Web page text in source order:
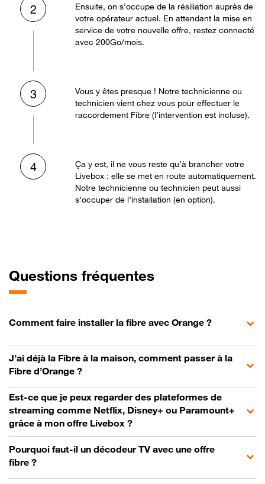
2
Ensuite, on s’occupe de la résiliation auprès de
votre opérateur actuel. En attendant la mise en
service de votre nouvelle offre, restez connecté
avec 200Go/mois.
3
Vous y êtes presque ! Notre technicienne ou
technicien vient chez vous pour effectuer le
raccordement Fibre (l’intervention est incluse).
4
Ça y est, il ne vous reste qu’à brancher votre
Livebox : elle se met en route automatiquement.
Notre technicienne ou technicien peut aussi
s’occuper de l’installation (en option).
Questions fréquentes
Comment faire installer la fibre avec Orange ?
J’ai déjà la Fibre à la maison, comment passer à la
Fibre d’Orange ?
Est-ce que je peux regarder des plateformes de
streaming comme Netflix, Disney+ ou Paramount+
grâce à mon offre Livebox ?
Pourquoi faut-il un décodeur TV avec une offre
fibre ?